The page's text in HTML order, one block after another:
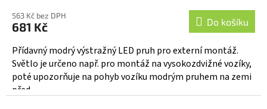
563 Kč bez DPH
681 Kč Do košíku
Přídavný modrý výstražný LED pruh pro externí montáž.
Světlo je určeno např. pro montáž na vysokozdvižné vozíky,
poté upozorňuje na pohyb vozíku modrým pruhem na zemi
před...